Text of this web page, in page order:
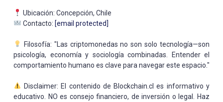
Ubicación: Concepción, Chile
Contacto: [email protected]
Filosofía: "Las criptomonedas no son solo tecnología—son
psicología, economía y sociología combinadas. Entender el
comportamiento humano es clave para navegar este espacio."
Disclaimer: El contenido de Blockchain.cl es informativo y
educativo. NO es consejo financiero, de inversión o legal. Haz